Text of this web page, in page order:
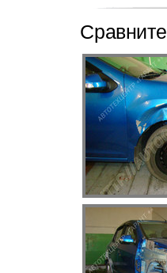
Сравните